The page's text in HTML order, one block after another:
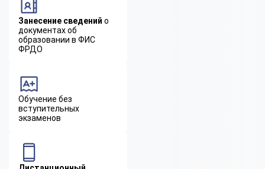
Занесение сведений о
документах об
образовании в ФИС
ФРДО
Обучение без
вступительных
экзаменов